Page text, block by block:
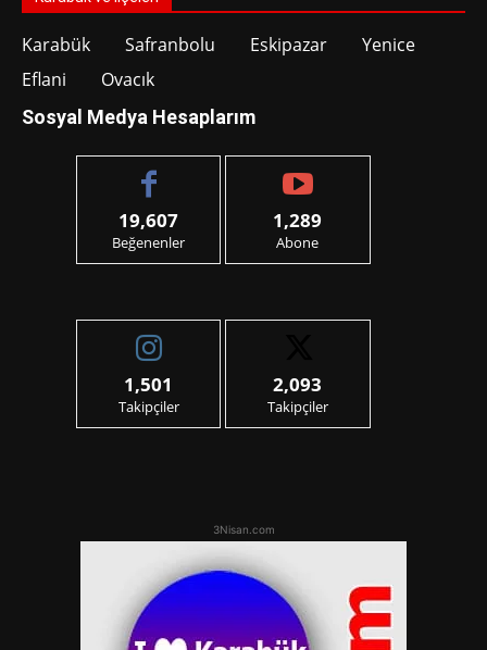
Karabük Safranbolu Eskipazar
Yenice
Eflani
Ovacık
Sosyal Medya Hesaplarım
19,607
Beğenenler
1,289
Abone
1,501
Takipçiler
2,093
Takipçiler
3Nisan.com